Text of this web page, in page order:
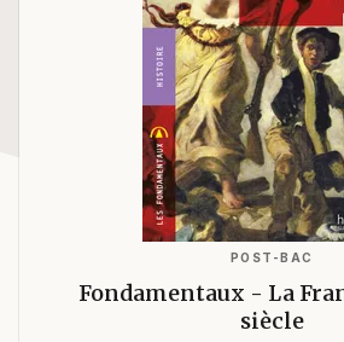
POST-BAC
Fondamentaux - La
siècle